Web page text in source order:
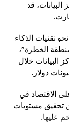
قد
تقنيات الذكاء
الخطرة”،
البيانات خلال
الاقتصاد في
تحقيق مستويات
عليها.